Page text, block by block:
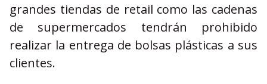
grandes tiendas de retail como las cadenas
de supermercados tendrán prohibido
realizar la entrega de bolsas plásticas a sus
clientes.